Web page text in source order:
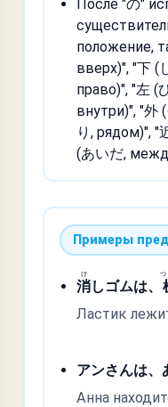
После "の"
положение,
вверх)", "下 (
право)", "左 (
внутри)", "外
り, рядом)", "
(あいだ,
Примеры
消
け
しゴムは、
つ
Ластик
アンさんは、
Анна